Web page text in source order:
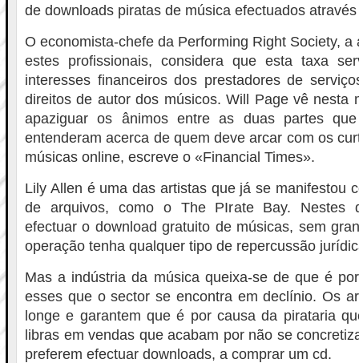
de downloads piratas de música efectuados
O economista-chefe da Performing Right Society,
estes profissionais, considera que esta taxa
interesses financeiros dos prestadores de
direitos de autor dos músicos. Will Page vê nesta
apaziguar os ânimos entre as duas partes
entenderam acerca de quem deve arcar com os
músicas online, escreve o «Financial Times».
Lily Allen é uma das artistas que já se manifestou
de arquivos, como o The PIrate Bay. Nestes
efectuar o download gratuito de músicas, sem
operação tenha qualquer tipo de repercussão
Mas a indústria da música queixa-se de que é
esses que o sector se encontra em declínio. Os
longe e garantem que é por causa da pirataria
libras em vendas que acabam por não se
preferem efectuar downloads, a comprar um cd.